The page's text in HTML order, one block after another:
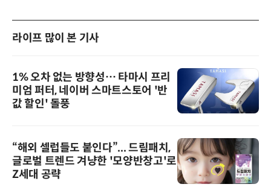
라이프 많이 본 기사
1% 오차 없는 방향성… 타마시 프리
미엄 퍼터, 네이버 스마트스토어 '반
값 할인' 돌풍
“해외 셀럽들도 붙인다”... 드림패치,
글로벌 트렌드 겨냥한 '모양반창고'로
Z세대 공략